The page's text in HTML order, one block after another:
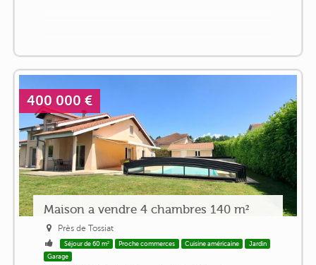
400 000 €
Maison a vendre 4 chambres 140 m²
Près de Tossiat
Séjour de 60 m² Proche commerces Cuisine américaine
Jardin
Garage